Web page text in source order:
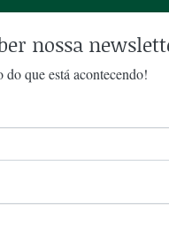
nossa
que está acontecendo!